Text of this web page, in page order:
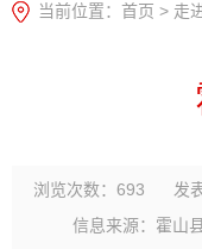
当前位置： 首页 > 走
浏览次数： 693 发
信息来源：霍山